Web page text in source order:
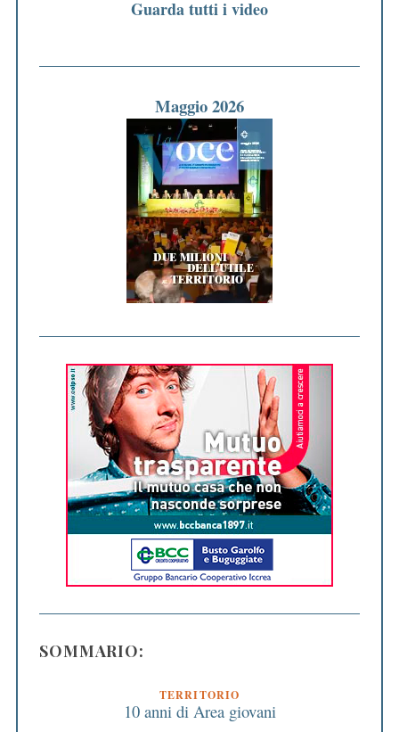
Guarda tutti i video
Maggio 2026
SOMMARIO:
TERRITORIO
10 anni di Area giovani